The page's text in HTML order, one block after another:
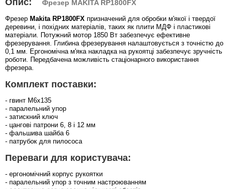
Фрезер MAKITA RP1800FX
Фрезер Makita RP1800FX призначений для обробки м'якої і твердої
деревини, і похідних матеріалів, таких як плити МДФ і пластикові
матеріали. Потужний мотор 1850 Вт забезпечує ефективне
фрезерування. Глибина фрезерування налаштовується з точністю до
0,1 мм. Ергономічна м'яка накладка на рукоятці забезпечує зручність
роботи. Передбачена можливість стаціонарного використання
фрезера.
Комплект поставки:
- гвинт М6х135
- паралельний упор
- затискний ключ
- цангові патрони 6, 8 і 12 мм
- фальшива шайба 6
- патрубок для пилососа
Переваги для користувача:
- ергономічний корпус рукоятки
- паралельний упор з точним настроюванням